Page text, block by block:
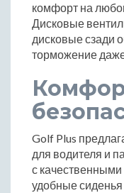
комфорт на
Дисковые
дисковые сзади
торможение
Golf Plus
для водителя и
с
удобные